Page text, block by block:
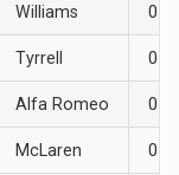
Williams 0
Tyrrell 0
Alfa Romeo 0
McLaren 0